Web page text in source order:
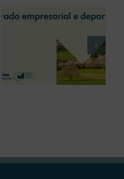
La OIPE y el
CRETUS
presentan las
últimas
innovaciones en
restauración